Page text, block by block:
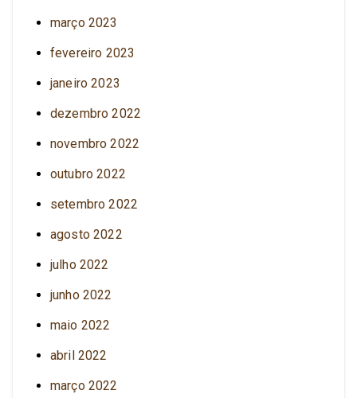
março 2023
fevereiro 2023
janeiro 2023
dezembro 2022
novembro 2022
outubro 2022
setembro 2022
agosto 2022
julho 2022
junho 2022
maio 2022
abril 2022
março 2022